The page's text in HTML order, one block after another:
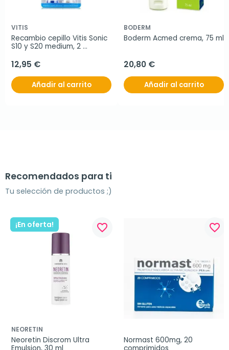
VITIS
Recambio cepillo Vitis Sonic
S10 y S20 medium, 2
12,95 €
Añadir al carrito
BODERM
Boderm Acmed crema, 75 ml
20,80 €
Añadir al carrito
Recomendados para ti
Tu selección de productos ;)
¡En oferta! favorite_border
NEORETIN
Neoretin Discrom Ultra
favorite_border
Normast 600mg, 20